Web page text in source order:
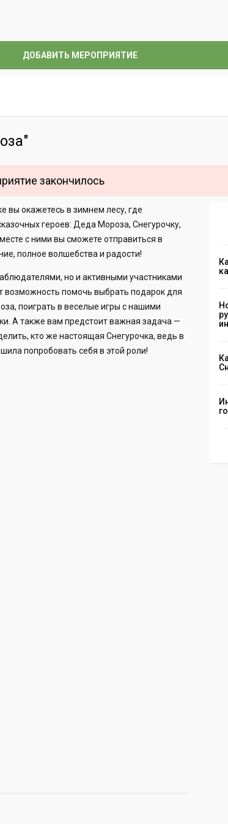
ДОБАВИТЬ МЕРОПРИЯТИЕ
закончилось
вы окажетесь в зимнем лесу, где
героев: Деда Мороза, Снегурочку,
с ними вы сможете отправиться в
полное волшебства и радости!
но и активными участниками
возможность помочь выбрать подарок для
поиграть в веселые игры с нашими
А также вам предстоит важная задача —
кто же настоящая Снегурочка, ведь в
попробовать себя в этой роли!